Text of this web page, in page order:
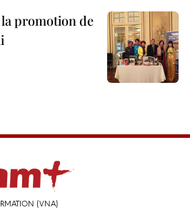
promotion de
(VNA)